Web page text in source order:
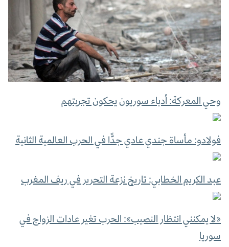
وحي المعركة: أدباء سوريون يحكون تجربتهم
فولادو: مأساة جندي عادي جدًّا في الحرب العالمية الثانية
عبد الكريم الخطابي: تاريخ نزعة التحرير في ريف المغرب
«لا يمكنني انتظار النصيب»: الحرب تغير عادات الزواج في
سوريا